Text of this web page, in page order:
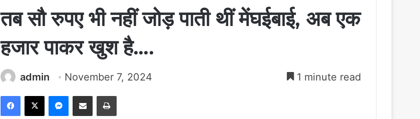
तब सौ रुपए भी नहीं जोड़ पाती थीं मेंघईबाई, अब एक
हजार पाकर खुश है….
admin November 7, 2024 1 minute read
Facebook
X Messenger
Share via Email Print